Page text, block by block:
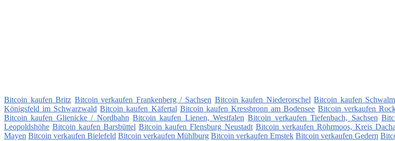
Bitcoin kaufen Britz Bitcoin verkaufen Frankenberg / Sachsen Bitcoin kaufen Niederorschel Bitcoin kaufen
Königsfeld im Schwarzwald Bitcoin kaufen Käfertal Bitcoin kaufen Kressbronn am Bodensee Bitcoin verkaufen
Bitcoin kaufen Glienicke / Nordbahn Bitcoin kaufen Lienen, Westfalen Bitcoin verkaufen Tiefenbach, Sachsen
Leopoldshöhe Bitcoin kaufen Barsbüttel Bitcoin kaufen Flensburg Neustadt Bitcoin verkaufen Röhrmoos, Kreis
Mayen Bitcoin verkaufen Bielefeld Bitcoin verkaufen Mühlburg Bitcoin verkaufen Emstek Bitcoin verkaufen Gedern